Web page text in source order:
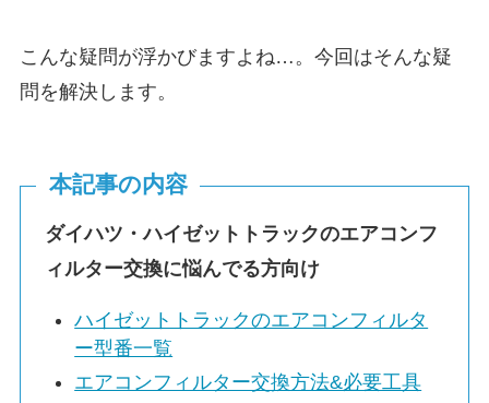
こんな疑問が浮かびますよね…。今回はそんな疑
問を解決します。
本記事の内容
ダイハツ・ハイゼットトラックのエアコンフ
ィルター交換に悩んでる方向け
ハイゼットトラックのエアコンフィルタ
ー型番一覧
エアコンフィルター交換方法&必要工具